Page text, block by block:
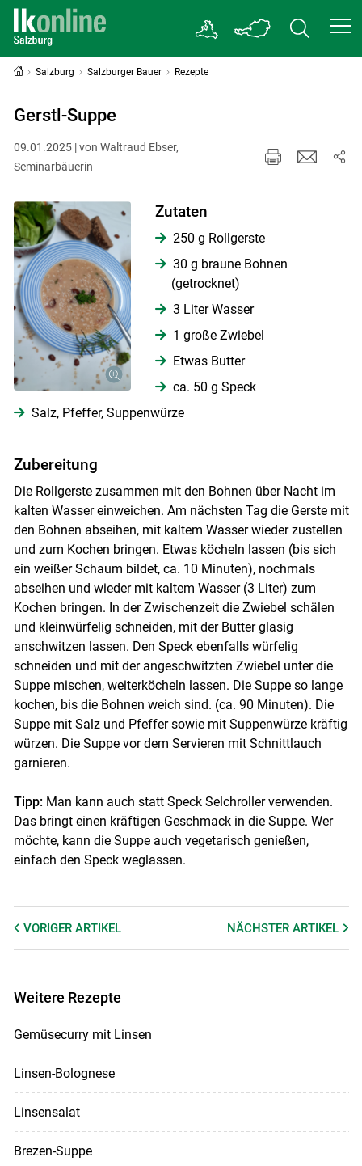
Skip to main content
Salzburg Salzburger Bauer Rezepte
Gerstl-Suppe
09.01.2025 | von Waltraud Ebser,
Seminarbäuerin
Zutaten
250 g Rollgerste
30 g braune Bohnen
(getrocknet)
3 Liter Wasser
1 große Zwiebel
Etwas Butter
ca. 50 g Speck
Salz, Pfeffer, Suppenwürze
Zubereitung
Die Rollgerste zusammen mit den Bohnen über Nacht im
kalten Wasser einweichen. Am nächsten Tag die Gerste mit
den Bohnen abseihen, mit kaltem Wasser wieder zustellen
und zum Kochen bringen. Etwas köcheln lassen (bis sich
ein weißer Schaum bildet, ca. 10 Minuten), nochmals
abseihen und wieder mit kaltem Wasser (3 Liter) zum
Kochen bringen. In der Zwischenzeit die Zwiebel schälen
und kleinwürfelig schneiden, mit der Butter glasig
anschwitzen lassen. Den Speck ebenfalls würfelig
schneiden und mit der angeschwitzten Zwiebel unter die
Suppe mischen, weiterköcheln lassen. Die Suppe so lange
kochen, bis die Bohnen weich sind. (ca. 90 Minuten). Die
Suppe mit Salz und Pfeffer sowie mit Suppenwürze kräftig
würzen. Die Suppe vor dem Servieren mit Schnittlauch
garnieren.
Tipp:Man kann auch statt Speck Selchroller verwenden.
Das bringt einen kräftigen Geschmack in die Suppe. Wer
möchte, kann die Suppe auch vegetarisch genießen,
einfach den Speck weglassen.
VORIGER ARTIKEL NÄCHSTERARTIKEL
Weitere Rezepte
Gemüsecurry mit Linsen
Linsen-Bolognese
Linsensalat
Brezen-Suppe